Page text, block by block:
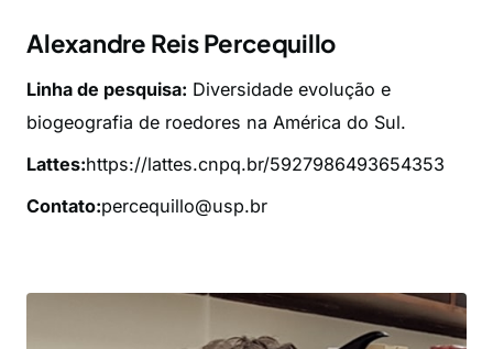
Alexandre Reis Percequillo
Linha de pesquisa: Diversidade evolução e
biogeografia de roedores na América do Sul.
Lattes:https://lattes.cnpq.br/5927986493654353
Contato:percequillo@usp.br